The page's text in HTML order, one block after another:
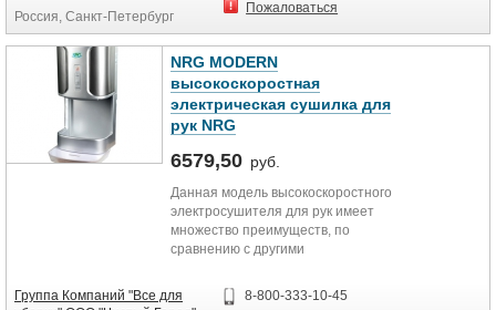
Цвет белый
Материал пластик
Размеры 100х140х36 мм
Технические характеристики
Объем 500 мл
Материал нержавеющая сталь
Высота 15 см
Ширина 10 см
Глубина 5,5 см
Россия, Санкт-Петербург
Пожаловаться
NRG MODERN
высокоскоростная
электрическая сушилка для
рук NRG
6579,50 руб.
Данная модель высокоскоростного
электросушителя для рук имеет
множество преимуществ, по
сравнению с другими
мощный поток воздуха, за счет
Группа Компаний "Все для
8-800-333-10-45